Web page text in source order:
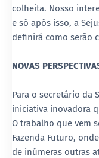
colheita. Nosso
e só após isso, a
definirá como serão
NOVAS
Para o secretário da
iniciativa inovadora
O trabalho que vem
Fazenda Futuro,
de inúmeras outras